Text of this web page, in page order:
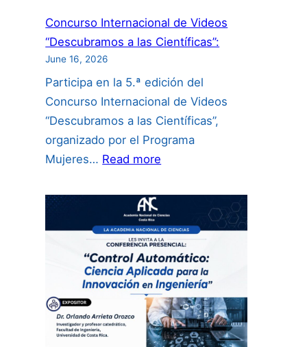
Concurso Internacional de Videos
“Descubramos a las Científicas”:
June 16, 2026
Participa en la 5.ª edición del
Concurso Internacional de Videos
“Descubramos a las Científicas”,
organizado por el Programa
Mujeres… Read more
Internacional
de
Videos
“Descubramos
a
las
Científicas”: